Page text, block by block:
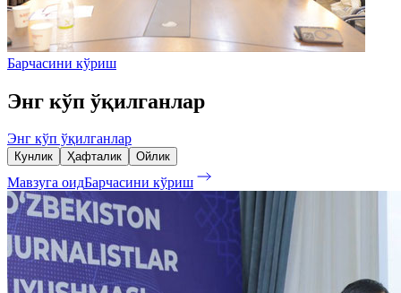
Барчасини кўриш
Энг кўп ўқилганлар
Энг кўп ўқилганлар
Кунлик Ҳафталик Ойлик
Мавзуга оидБарчасини кўриш